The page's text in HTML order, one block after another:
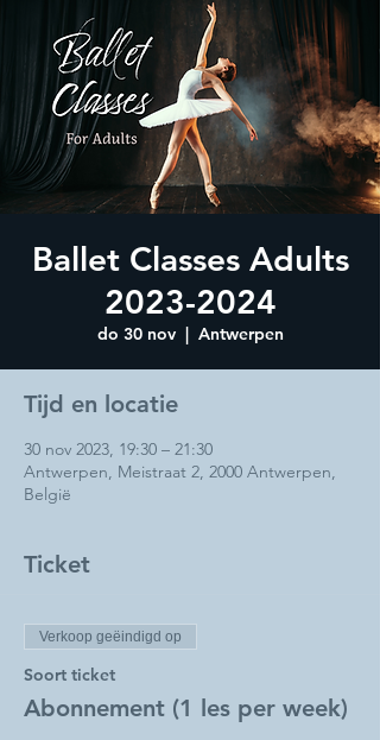
Ballet Classes Adults
2023-2024
do 30 nov
  |
Antwerpen
Tijd en locatie
30 nov 2023, 19:30 – 21:30
Antwerpen, Meistraat 2, 2000 Antwerpen,
België
Ticket
Verkoop geëindigd op
Soort ticket
Abonnement (1 les per week)